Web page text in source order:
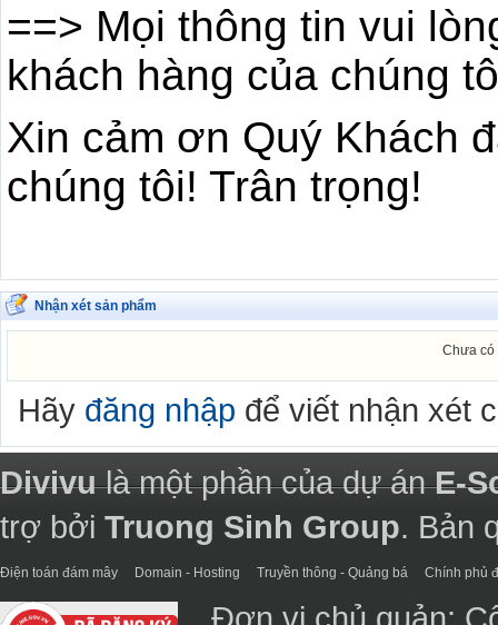
==> Mọi thông tin vui
khách hàng của chúng
Xin cảm ơn Quý Khách
chúng tôi! Trân trọng!
Nhận xét sản phẩm
Chưa có
Hãy đăng nhập để viết nhận xét
Divivulà một phần của dự ánE-
trợ bởi Truong Sinh Group. Bản
Điện toán đám mây Domain - Hosting Truyền thông - Quảng bá Chính phủ